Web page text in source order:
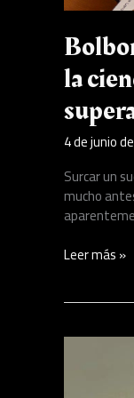
la
4 de junio
Surcar un
mucho
Cairo,
ejemplo
de
superación
Leer más »
Espadas